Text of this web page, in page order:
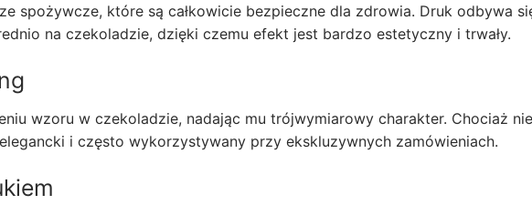
spożywcze, które są całkowicie bezpieczne dla zdrowia. Druk odbywa
na czekoladzie, dzięki czemu efekt jest bardzo estetyczny i trwały.
wzoru w czekoladzie, nadając mu trójwymiarowy charakter. Chociaż
i często wykorzystywany przy ekskluzywnych zamówieniach.